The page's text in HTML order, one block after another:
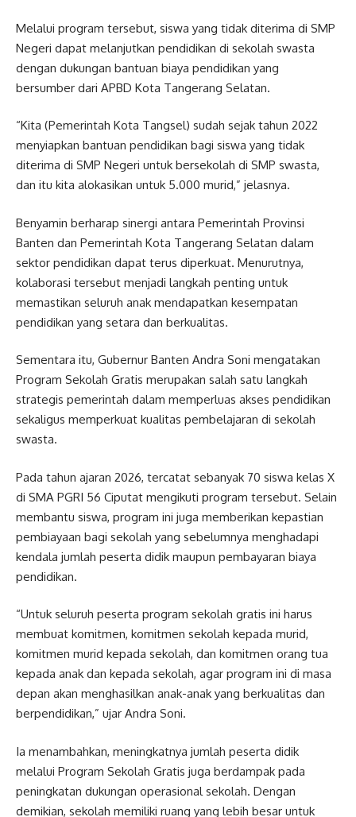
Melalui program tersebut, siswa yang tidak diterima di SMP
Negeri dapat melanjutkan pendidikan di sekolah swasta
dengan dukungan bantuan biaya pendidikan yang
bersumber dari APBD Kota Tangerang Selatan.
“Kita (Pemerintah Kota Tangsel) sudah sejak tahun 2022
menyiapkan bantuan pendidikan bagi siswa yang tidak
diterima di SMP Negeri untuk bersekolah di SMP swasta,
dan itu kita alokasikan untuk 5.000 murid,” jelasnya.
Benyamin berharap sinergi antara Pemerintah Provinsi
Banten dan Pemerintah Kota Tangerang Selatan dalam
sektor pendidikan dapat terus diperkuat. Menurutnya,
kolaborasi tersebut menjadi langkah penting untuk
memastikan seluruh anak mendapatkan kesempatan
pendidikan yang setara dan berkualitas.
Sementara itu, Gubernur Banten Andra Soni mengatakan
Program Sekolah Gratis merupakan salah satu langkah
strategis pemerintah dalam memperluas akses pendidikan
sekaligus memperkuat kualitas pembelajaran di sekolah
swasta.
Pada tahun ajaran 2026, tercatat sebanyak 70 siswa kelas X
di SMA PGRI 56 Ciputat mengikuti program tersebut. Selain
membantu siswa, program ini juga memberikan kepastian
pembiayaan bagi sekolah yang sebelumnya menghadapi
kendala jumlah peserta didik maupun pembayaran biaya
pendidikan.
“Untuk seluruh peserta program sekolah gratis ini harus
membuat komitmen, komitmen sekolah kepada murid,
komitmen murid kepada sekolah, dan komitmen orang tua
kepada anak dan kepada sekolah, agar program ini di masa
depan akan menghasilkan anak-anak yang berkualitas dan
berpendidikan,” ujar Andra Soni.
Ia menambahkan, meningkatnya jumlah peserta didik
melalui Program Sekolah Gratis juga berdampak pada
peningkatan dukungan operasional sekolah. Dengan
demikian, sekolah memiliki ruang yang lebih besar untuk